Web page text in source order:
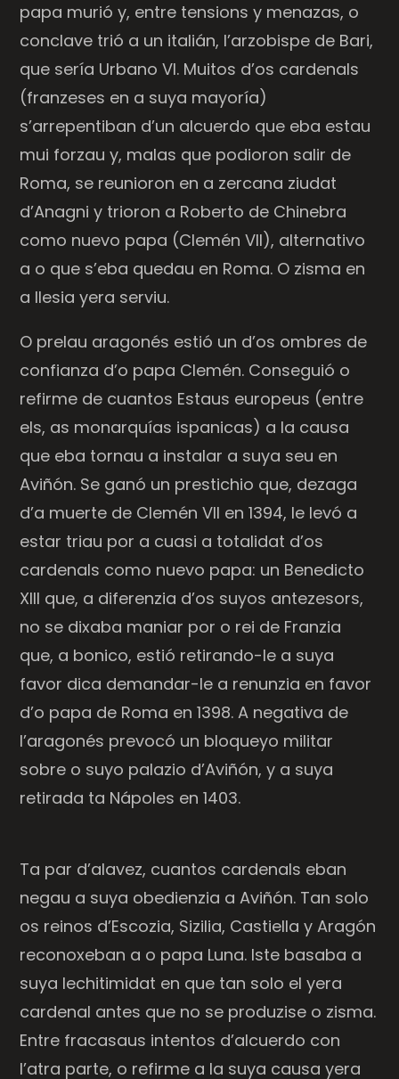
papa murió y, entre tensions y menazas, o
conclave trió a un italián, l’arzobispe de Bari,
que sería Urbano VI. Muitos d’os cardenals
(franzeses en a suya mayoría)
s’arrepentiban d’un alcuerdo que eba estau
mui forzau y, malas que podioron salir de
Roma, se reunioron en a zercana ziudat
d’Anagni y trioron a Roberto de Chinebra
como nuevo papa (Clemén VII), alternativo
a o que s’eba quedau en Roma. O zisma en
a Ilesia yera serviu.
O prelau aragonés estió un d’os ombres de
confianza d’o papa Clemén. Conseguió o
refirme de cuantos Estaus europeus (entre
els, as monarquías ispanicas) a la causa
que eba tornau a instalar a suya seu en
Aviñón. Se ganó un prestichio que, dezaga
d’a muerte de Clemén VII en 1394, le levó a
estar triau por a cuasi a totalidat d’os
cardenals como nuevo papa: un Benedicto
XIII que, a diferenzia d’os suyos antezesors,
no se dixaba maniar por o rei de Franzia
que, a bonico, estió retirando-le a suya
favor dica demandar-le a renunzia en favor
d’o papa de Roma en 1398. A negativa de
l’aragonés prevocó un bloqueyo militar
sobre o suyo palazio d’Aviñón, y a suya
retirada ta Nápoles en 1403.
Ta par d’alavez, cuantos cardenals eban
negau a suya obedienzia a Aviñón. Tan solo
os reinos d’Escozia, Sizilia, Castiella y Aragón
reconoxeban a o papa Luna. Iste basaba a
suya lechitimidat en que tan solo el yera
cardenal antes que no se produzise o zisma.
Entre fracasaus intentos d’alcuerdo con
l’atra parte, o refirme a la suya causa yera